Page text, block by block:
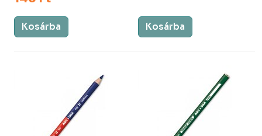
Kosárba Kosárba